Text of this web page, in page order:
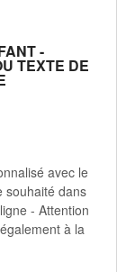
-
TEXTE DE
avec le
souhaité dans
- Attention
à la